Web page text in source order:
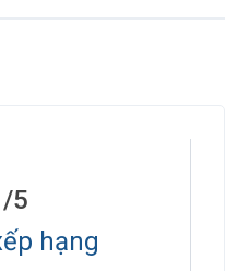
thân, công ty du lịch sẽ không
hãng Hàng Không nên trong
đổi mà không được thông
trên 6 tháng (Tính từ ngày
/5
hạng